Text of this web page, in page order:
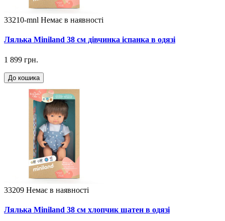
33210-mnl Немає в наявності
Лялька Miniland 38 см дівчинка іспанка в одязі
1 899 грн.
До кошика
33209 Немає в наявності
Лялька Miniland 38 см хлопчик шатен в одязі